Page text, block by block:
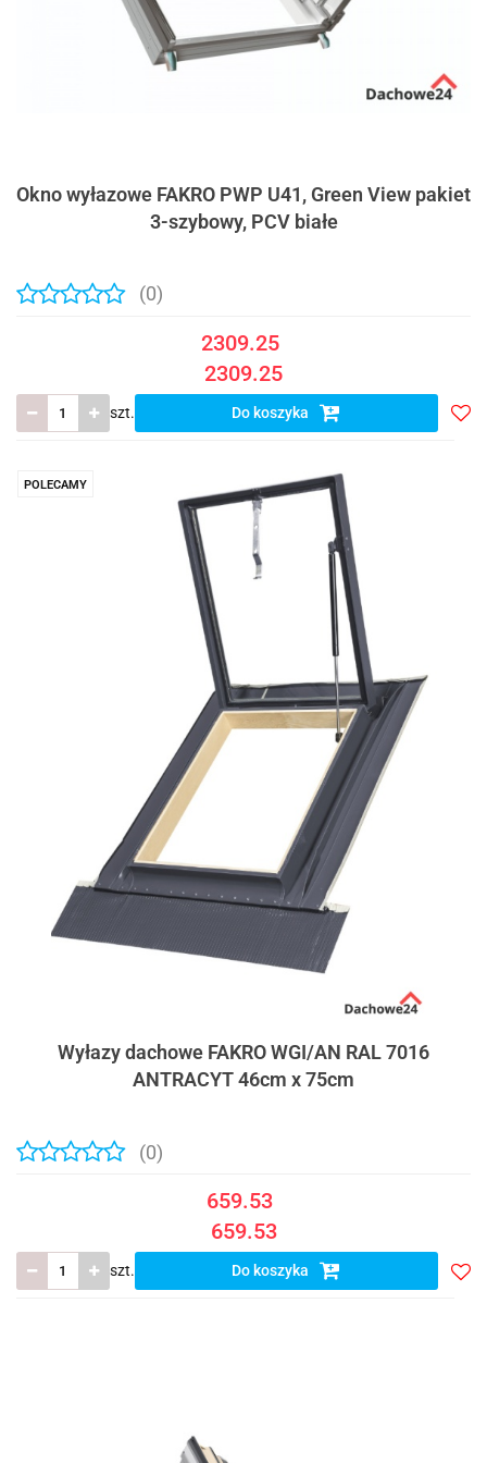
Okno wyłazowe FAKRO PWP U41, Green View pakiet
3-szybowy, PCV białe
(0)
2309.25
2309.25
szt. Do koszyka
POLECAMY
Wyłazy dachowe FAKRO WGI/AN RAL 7016
ANTRACYT 46cm x 75cm
(0)
659.53
659.53
szt. Do koszyka